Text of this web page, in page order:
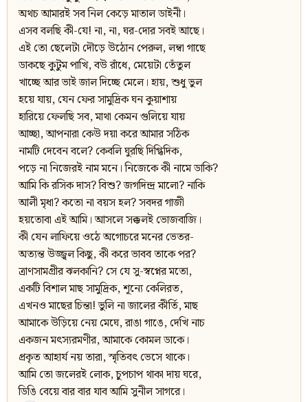
অথচ আমারই সব নিল কেড়ে মাতাল ডাইনী।
এসব বলছি কী-যে! না, না, ঘর-দোর সবই আছে।
এই তো ছেলেটা দৌড়ে উঠোন পেরুল, লম্বা গাছে
ডাকছে কুটুম পাখি, বউ রাঁধে, মেয়েটা তেঁতুল
খাচ্ছে আর ভাই জাল দিচ্ছে মেলে। হায়, শুধু ভুল
হয়ে যায়, যেন ফের সামুদ্রিক ঘন কুয়াশায়
হারিয়ে ফেলছি সব, মাথা কেমন গুলিয়ে যায়
আচ্ছা, আপনারা কেউ দয়া করে আমার সঠিক
নামটি দেবেন বলে? কেবলি ঘুরছি দিগ্ধিদিক,
পড়ে না নিজেরই নাম মনে। নিজেকে কী নামে ডাকি?
আমি কি রসিক দাস? বিশু? জগদিন্দ্র মালো? নাকি
আলী মৃধা? কতো না বয়স হল? সবদর গাজী
হয়তোবা এই আমি। আসলে সক্কলই ভোজবাজি।
কী যেন লাফিয়ে ওঠে অগোচরে মনের ভেতর-
অত্যন্ত উজ্জ্বল কিছু, কী করে ভাবব তাকে পর?
ত্রাণসামগ্রীর ঝলকানি? সে যে সু-স্বপ্নের মতো,
একটি বিশাল মাছ সামুদ্রিক, শূন্যে কেলিরত,
এখনও মাছের চিন্তা! ভুলি না জালের কীর্তি, মাছ
আমাকে উড়িয়ে নেয় মেঘে, রাঙা গাঙে, দেখি নাচ
একজন মৎস্যরমণীর, আমাকে কোমল ডাকে।
প্রকৃত আহার্য নয় তারা, স্মৃতিবৎ ভেসে থাকে।
আমি তো জলেরই লোক, চুপচাপ থাকা দায় ঘরে,
ডিঙি বেয়ে বার বার যাব আমি সুনীল সাগরে।